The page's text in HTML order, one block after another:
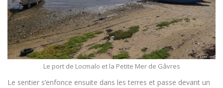
Le port de Locmalo et la Petite Mer de Gâvres
Le sentier s’enfonce ensuite dans les terres et passe devant un